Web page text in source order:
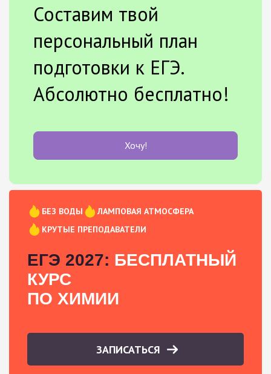
Составим твой
персональный план
подготовки к ЕГЭ.
Абсолютно бесплатно!
Хочу!
БЕЗ ВОДЫ
ЛАМПОВАЯ АТМОСФЕРА
КРУТЫЕ ПРЕПОДАВАТЕЛИ
ЕГЭ 2027: БЕСПЛАТНЫЙ
КУРС
ПО ХИМИИ
ЗАПИСАТЬСЯ